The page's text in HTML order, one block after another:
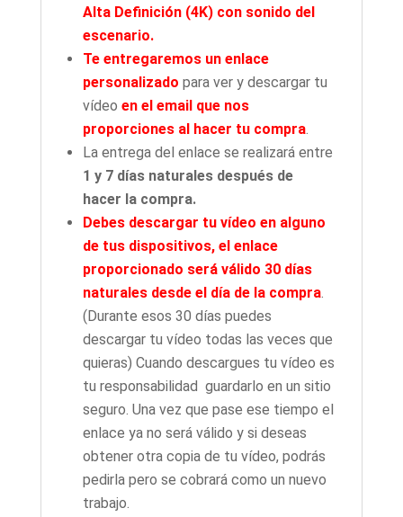
Alta Definición (4K) con sonido del
escenario.
Te entregaremos un enlace
personalizado para ver y descargar tu
vídeo en el email que nos
proporciones al hacer tu compra.
La entrega del enlace se realizará entre
1 y 7 días naturales después de
hacer la compra.
Debes descargar tu vídeo en alguno
de tus dispositivos, el enlace
proporcionado será válido 30 días
naturales desde el día de la compra.
(Durante esos 30 días puedes
descargar tu vídeo todas las veces que
quieras) Cuando descargues tu vídeo es
tu responsabilidad guardarlo en un sitio
seguro. Una vez que pase ese tiempo el
enlace ya no será válido y si deseas
obtener otra copia de tu vídeo, podrás
pedirla pero se cobrará como un nuevo
trabajo.